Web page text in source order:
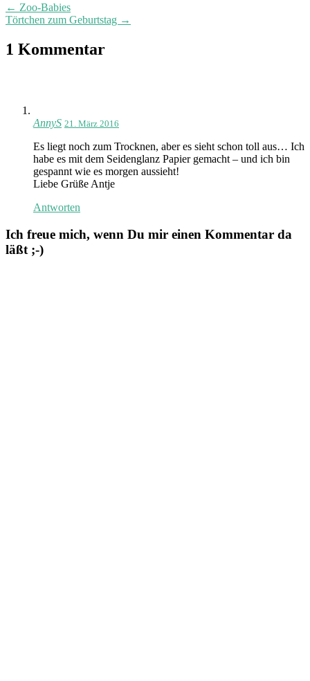
← Zoo-Babies
Törtchen zum Geburtstag →
1 Kommentar
AnnyS 21. März 2016
Es liegt noch zum Trocknen, aber es sieht schon toll aus… Ich
habe es mit dem Seidenglanz Papier gemacht – und ich bin
gespannt wie es morgen aussieht!
Liebe Grüße Antje
Antworten
Ich freue mich, wenn Du mir einen Kommentar da
läßt ;-)